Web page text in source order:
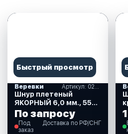
Быстрый просмотр
Веревки Артикул: 02883
Шнур плетеный
ЯКОРНЫЙ 6,0 мм., 550
кгс., 30 м., евромоток
(02883)
По запросу
Под
заказ
Доставка по РФ/СНГ